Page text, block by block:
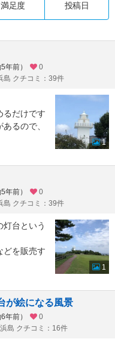
満足度 投稿日
年前）
0
島 クチコミ：39件
るだけです
るので、
1
年前）
0
島 クチコミ：39件
台という
どを販売す
1
が絵になる風景
年前）
0
島 クチコミ：16件